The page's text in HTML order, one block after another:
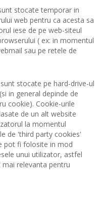
stocate temporar in
web pentru ca acesta sa
iese de pe web-siteul
( ex: in momentul
sau pe retele de
stocate pe hard-drive-ul
in general depinde de
cookie). Cookie-urile
de un alt website
la momentul
de 'third party cookies'
pot fi folosite in mod
unui utilizator, astfel
relevanta pentru